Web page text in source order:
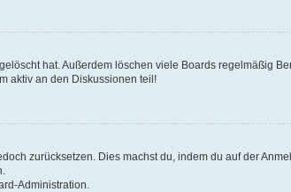
hat. Außerdem löschen viele Boards regelmäßig
aktiv an den Diskussionen teil!
zurücksetzen. Dies machst du, indem du auf der
Administration.